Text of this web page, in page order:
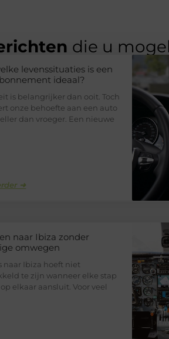
die u
levenssituaties is een
ideaal?
is belangrijker dan ooit. Toch
onze behoefte aan een auto
dan vroeger. Een nieuwe
➜
naar Ibiza zonder
omwegen
naar Ibiza hoeft niet
te zijn wanneer elke stap
elkaar aansluit. Voor veel